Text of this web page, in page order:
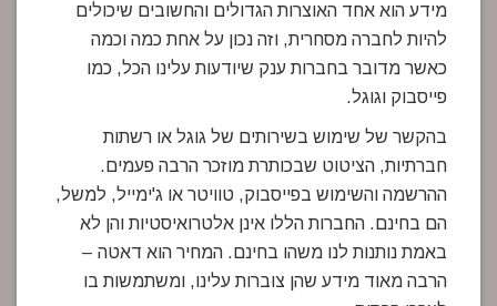
מידע הוא אחד האוצרות הגדולים והחשובים שיכולים
להיות לחברה מסחרית, וזה נכון על אחת כמה וכמה
כאשר מדובר בחברות ענק שיודעות עלינו הכל, כמו
פייסבוק וגוגל.
בהקשר של שימוש בשירותים של גוגל או רשתות
חברתיות, הציטוט שבכותרת מוזכר הרבה פעמים.
ההרשמה והשימוש בפייסבוק, טוויטר או ג'ימייל, למשל,
הם בחינם. החברות הללו אינן אלטרואיסטיות והן לא
באמת נותנות לנו משהו בחינם. המחיר הוא דאטה –
הרבה מאוד מידע שהן צוברות עלינו, ומשתמשות בו